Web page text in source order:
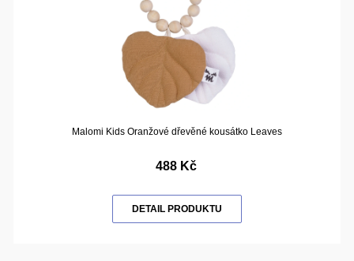
Malomi Kids Oranžové dřevěné kousátko Leaves
488 Kč
DETAIL PRODUKTU